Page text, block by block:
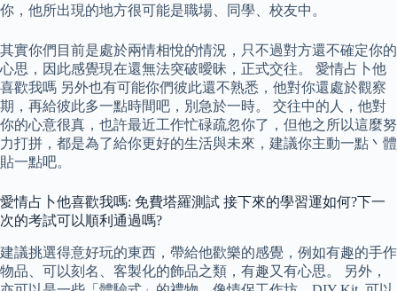
你，他所出現的地方很可能是職場、同學、校友中。
其實你們目前是處於兩情相悅的情況，只不過對方還不確定你的
心思，因此感覺現在還無法突破曖昧，正式交往。 愛情占卜他
喜歡我嗎 另外也有可能你們彼此還不熟悉，他對你還處於觀察
期，再給彼此多一點時間吧，別急於一時。 交往中的人，他對
你的心意很真，也許最近工作忙碌疏忽你了，但他之所以這麼努
力打拼，都是為了給你更好的生活與未來，建議你主動一點丶體
貼一點吧。
愛情占卜他喜歡我嗎: 免費塔羅測試 接下來的學習運如何?下一
次的考試可以順利通過嗎?
建議挑選得意好玩的東西，帶給他歡樂的感覺，例如有趣的手作
物品、可以刻名、客製化的飾品之類，有趣又有心思。 另外，